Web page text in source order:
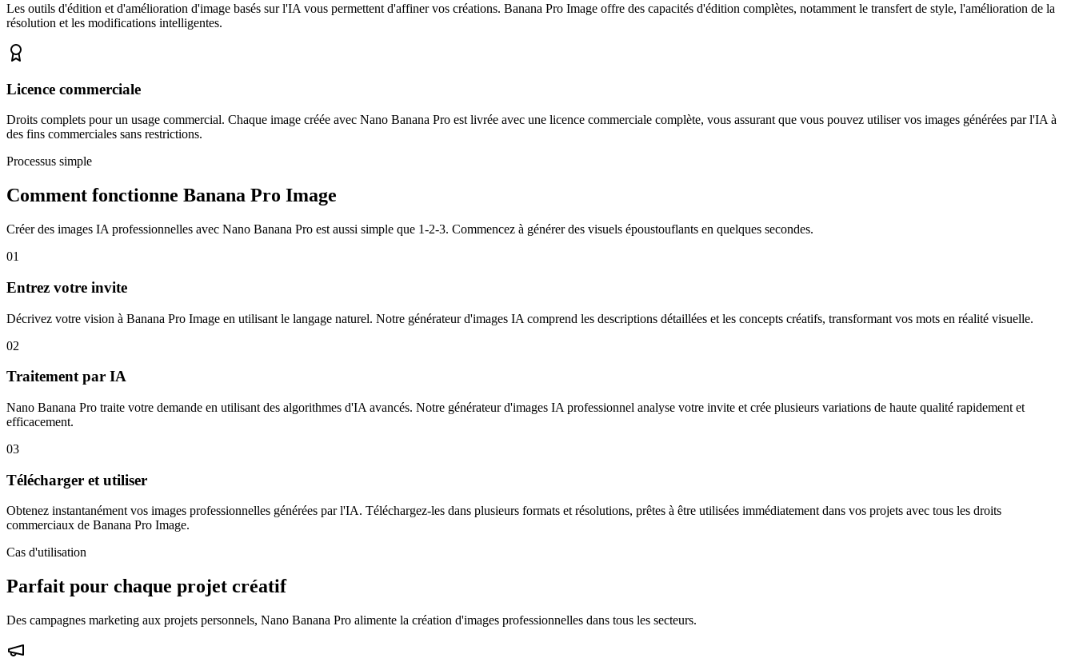
Les outils d'édition et d'amélioration d'image basés sur l'IA vous permettent d'affiner vos créations. Banana Pro Image offre des capacités d'édition complètes, notamment le transfert de style, l'amélioration de la
résolution et les modifications intelligentes.
Licence commerciale
Droits complets pour un usage commercial. Chaque image créée avec Nano Banana Pro est livrée avec une licence commerciale complète, vous assurant que vous pouvez utiliser vos images générées par l'IA à
des fins commerciales sans restrictions.
Processus simple
Comment fonctionne Banana Pro Image
Créer des images IA professionnelles avec Nano Banana Pro est aussi simple que 1-2-3. Commencez à générer des visuels époustouflants en quelques secondes.
01
Entrez votre invite
Décrivez votre vision à Banana Pro Image en utilisant le langage naturel. Notre générateur d'images IA comprend les descriptions détaillées et les concepts créatifs, transformant vos mots en réalité visuelle.
02
Traitement par IA
Nano Banana Pro traite votre demande en utilisant des algorithmes d'IA avancés. Notre générateur d'images IA professionnel analyse votre invite et crée plusieurs variations de haute qualité rapidement et
efficacement.
03
Télécharger et utiliser
Obtenez instantanément vos images professionnelles générées par l'IA. Téléchargez-les dans plusieurs formats et résolutions, prêtes à être utilisées immédiatement dans vos projets avec tous les droits
commerciaux de Banana Pro Image.
Cas d'utilisation
Parfait pour chaque projet créatif
Des campagnes marketing aux projets personnels, Nano Banana Pro alimente la création d'images professionnelles dans tous les secteurs.